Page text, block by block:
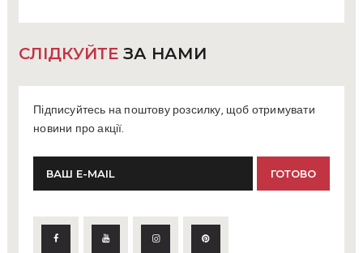
СЛІДКУЙТЕ ЗА НАМИ
Підписуйтесь на поштову розсилку, щоб отримувати
новини про акції.